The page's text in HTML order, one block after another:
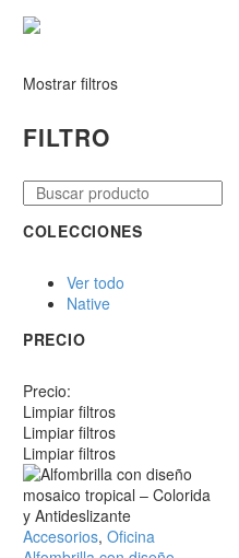
Mostrar filtros
FILTRO
COLECCIONES
Ver todo
Native
PRECIO
Precio:
Limpiar filtros
Limpiar filtros
Limpiar filtros
Alfombrilla
Accesorios, Oficina